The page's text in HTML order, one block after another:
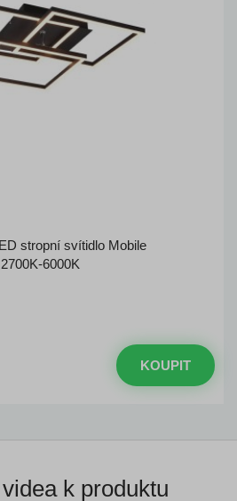
stropní svítidlo Mobile
6000K
KOUPIT
k produktu